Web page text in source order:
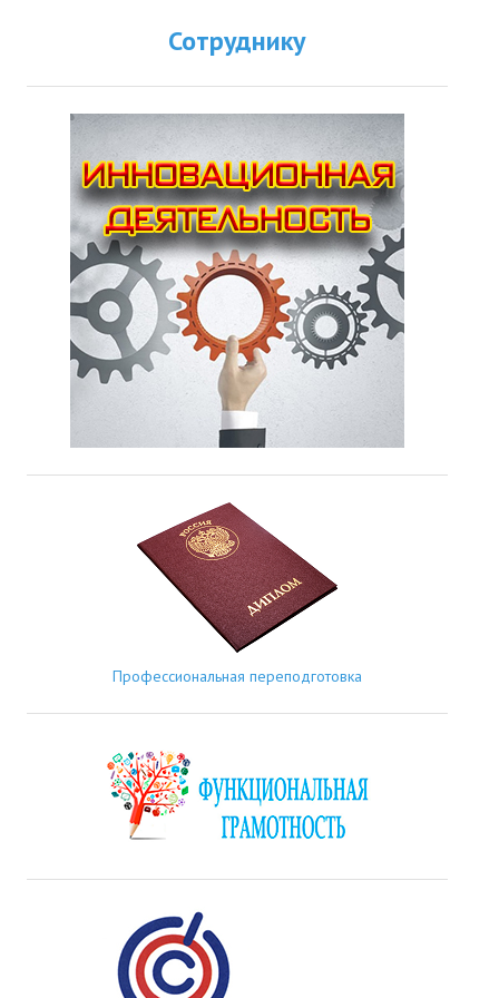
Сотруднику
Профессиональная переподготовка